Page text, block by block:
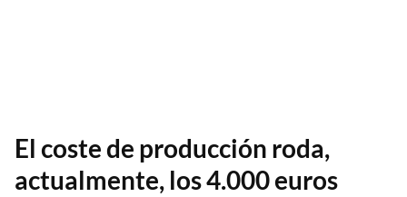
El coste de producción roda,
actualmente, los 4.000 euros